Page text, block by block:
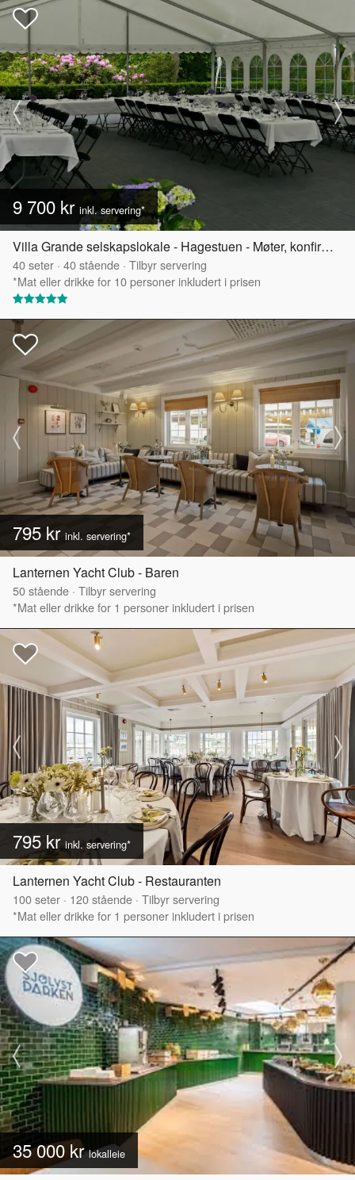
9 700 kr inkl. servering*
Villa Grande selskapslokale - Hagestuen - Møter, konfirmasjoner og mindre selskap
40seter · 40stående · Tilbyr servering
*Mat eller drikke for 10 personer inkludert i prisen
795 kr inkl. servering*
Lanternen Yacht Club - Baren
50stående · Tilbyr servering
*Mat eller drikke for 1 personer inkludert i prisen
795 kr inkl. servering*
Lanternen Yacht Club - Restauranten
100seter · 120stående · Tilbyr servering
*Mat eller drikke for 1 personer inkludert i prisen
35 000 krlokalleie